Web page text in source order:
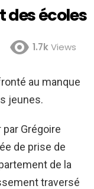
des écoles
1.7kViews
au manque
jeunes.
Grégoire
de prise de
de la
traversé